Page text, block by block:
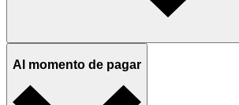
Al momento de pagar